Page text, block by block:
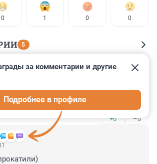
0 1 0 0
5
2 хотят заслуженный покой
+0 –0
за комментарии и другие
Подробнее в профиле